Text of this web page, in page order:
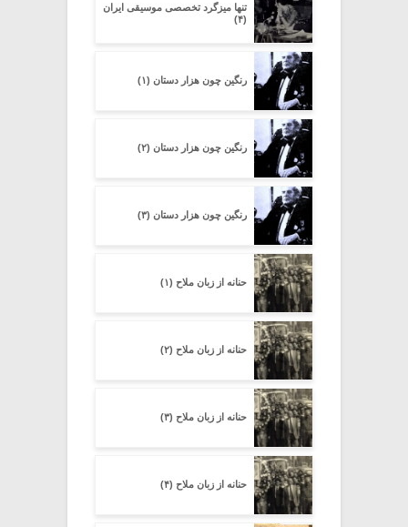
تنها میزگرد تخصصی موسیقی ایران
(۴)
رنگین چون هزار دستان (۱)
رنگین چون هزار دستان (۲)
رنگین چون هزار دستان (۳)
حنانه از زبان ملاح (۱)
حنانه از زبان ملاح (۲)
حنانه از زبان ملاح (۳)
حنانه از زبان ملاح (۴)